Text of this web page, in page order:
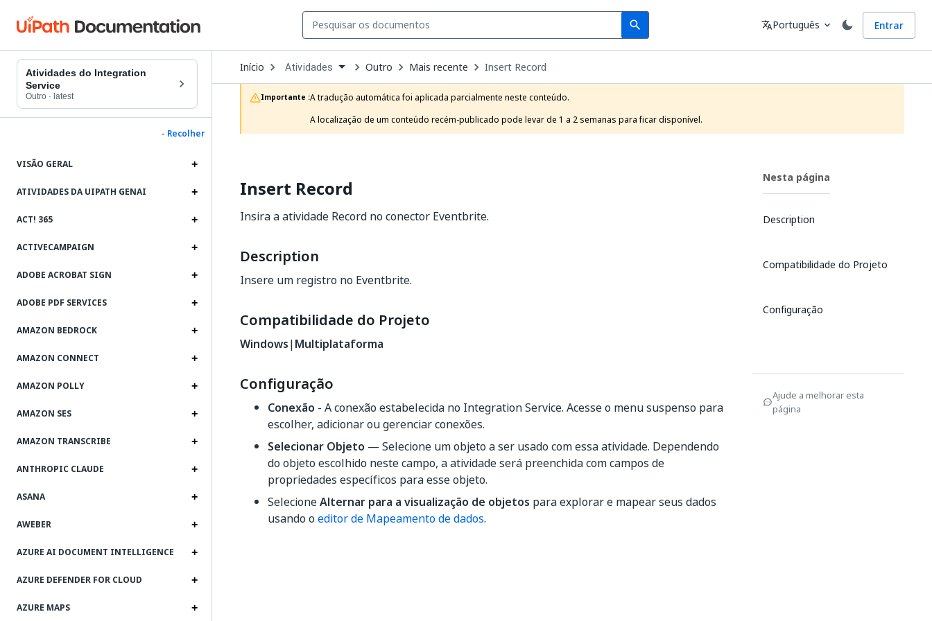
search
Search Idioma
translatePortuguês expand_more Entrar
Atividades do Integration
Service
Outro · latest
- Recolher
VISÃO GERAL
ATIVIDADES DA UIPATH GENAI
ACT! 365
ACTIVECAMPAIGN
ADOBE ACROBAT SIGN
ADOBE PDF SERVICES
AMAZON BEDROCK
AMAZON CONNECT
AMAZON POLLY
AMAZON SES
AMAZON TRANSCRIBE
ANTHROPIC CLAUDE
ASANA
AWEBER
AZURE AI DOCUMENT INTELLIGENCE
AZURE DEFENDER FOR CLOUD
AZURE MAPS
Início Open
Dropdown
to
choose
product
Atividades Outro Mais recente Insert Record
Importante :A tradução automática foi aplicada parcialmente neste conteúdo.
A localização de um conteúdo recém-publicado pode levar de 1 a 2 semanas para ficar disponível.
Insert Record
Insira a atividade Record no conector Eventbrite.
Description
Insere um registro no Eventbrite.
Compatibilidade do Projeto
Windows|Multiplataforma
Configuração
Conexão - A conexão estabelecida no Integration Service. Acesse o menu suspenso para
escolher, adicionar ou gerenciar conexões.
Selecionar Objeto — Selecione um objeto a ser usado com essa atividade. Dependendo
do objeto escolhido neste campo, a atividade será preenchida com campos de
propriedades específicos para esse objeto.
SelecioneAlternar para a visualização de objetos para explorar e mapear seus dados
usando o editor de Mapeamento de dados.
Nesta página
Description
Compatibilidade do Projeto
Configuração
Ajude a melhorar esta
página